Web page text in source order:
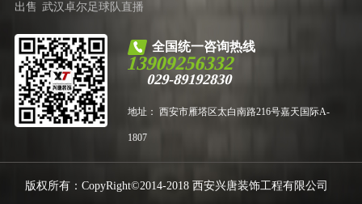
出售 武汉卓尔足球队直播
全国统一咨询热线
13909256332
029-89192830
地址： 西安市雁塔区太白南路216号嘉天国际A-
1807
版权所有：CopyRight©2014-2018 西安兴唐装饰工程有限公司